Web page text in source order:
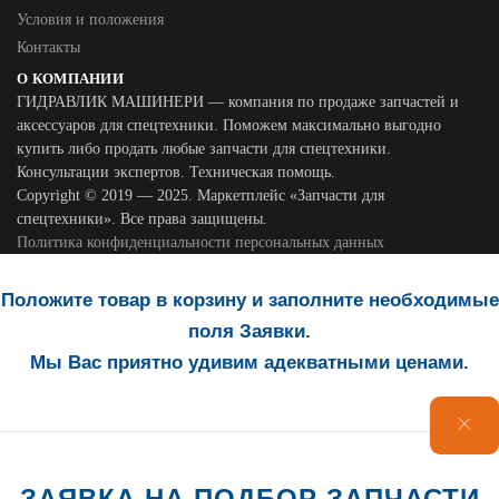
Условия и положения
Контакты
О КОМПАНИИ
ГИДРАВЛИК МАШИНЕРИ — компания по продаже запчастей и
аксессуаров для спецтехники. Поможем максимально выгодно
купить либо продать любые запчасти для спецтехники.
Консультации экспертов. Техническая помощь.
Copyright © 2019 — 2025. Маркетплейс «Запчасти для
спецтехники». Все права защищены.
Политика конфиденциальности персональных данных
Положите товар в корзину и заполните необходимые
поля Заявки.
Мы Вас приятно удивим адекватными ценами.